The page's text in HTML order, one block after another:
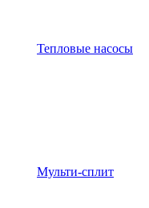
Тепловые насосы
Мульти-сплит